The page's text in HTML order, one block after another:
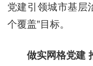
党建引领城市基层
个覆盖”目标。
做实网格党建